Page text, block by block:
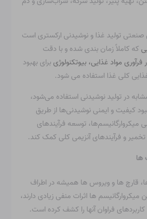
تولید غذا و نوشیدنی ارکستری است
که کاملاً زمان بندی شده و با دقت
فرآوری مواد غذایی، بیوتکنولوژی برای بهبود
کلی غذا استفاده می شود.
در تولید نوشیدنی استفاده می‌شود،
کیفیت و ایمنی نوشیدنی‌ها از طریق
میکروارگانیسم‌ها، توسعه فرآیندهای
تخمیر و فرآیندهای آنزیمی کلی کمک کند.
ها
قارچ ها و ویروس ها همیشه در اطراف
میکروارگانیسم ها اثرات منفی زیادی دارند،
فراوان آنها را کشف کرده است.